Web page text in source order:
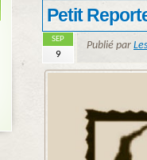
Petit
SEP
9
Publié par